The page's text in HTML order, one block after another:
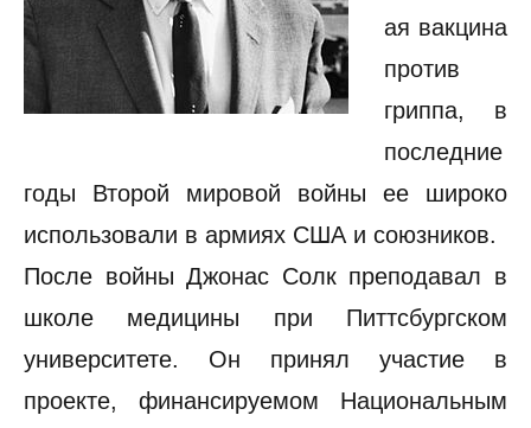
ая вакцина
против
гриппа, в
последние
годы Второй мировой войны ее широко
использовали в армиях США и союзников.
После войны Джонас Солк преподавал в
школе медицины при Питтсбургском
университете. Он принял участие в
проекте, финансируемом Национальным